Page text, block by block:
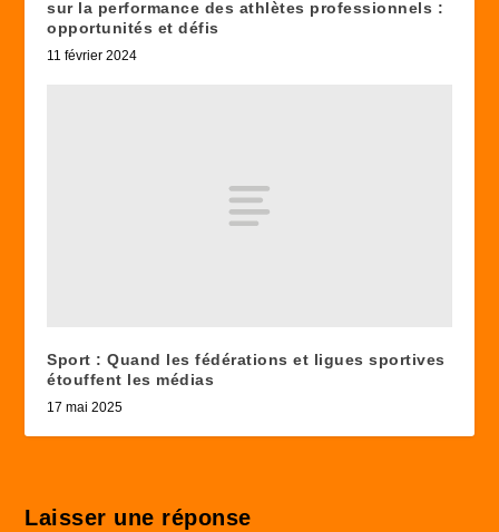
sur la performance des athlètes professionnels :
opportunités et défis
11 février 2024
Sport : Quand les fédérations et ligues sportives
étouffent les médias
17 mai 2025
Laisser une réponse